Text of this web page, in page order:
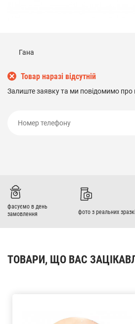
Гана
Товар наразі відсутній
Залиште заявку та ми повідомимо про
фасуємо в день
замовлення
фото з реальних
ТОВАРИ, ЩО ВАС